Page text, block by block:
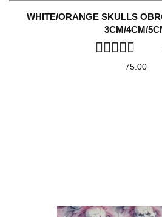
WHITE/ORANGE SKULLS
3CM/4CM/
75.00